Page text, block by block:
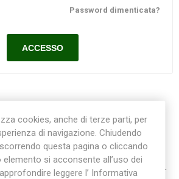
Password dimenticata?
/ Login
ottenere l'esperienza migliore e ottenere tutti i vantaggi.
cookies, anche di terze parti, per
di navigazione. Chiudendo
questa pagina o cliccando
elemento si acconsente all’uso dei
leggere l’ Informativa